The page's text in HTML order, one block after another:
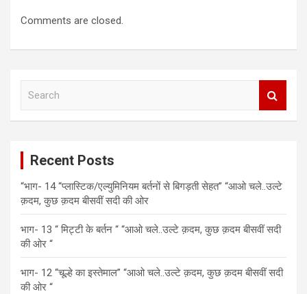
Comments are closed.
Recent Posts
“भाग- 14 “प्लास्टिक/एल्युमिनियम बर्तनों से बिगड़ती सेहत” “आओ चले..उल्टे
क़दम, कुछ क़दम बीसवीं सदी की ओर
भाग- 13 “ मिट्टी के बर्तन “ “आओ चले..उल्टे क़दम, कुछ क़दम बीसवीं सदी
की ओर “
भाग- 12 “चूल्हे का इस्तेमाल” “आओ चले..उल्टे क़दम, कुछ क़दम बीसवीं सदी
की ओर “